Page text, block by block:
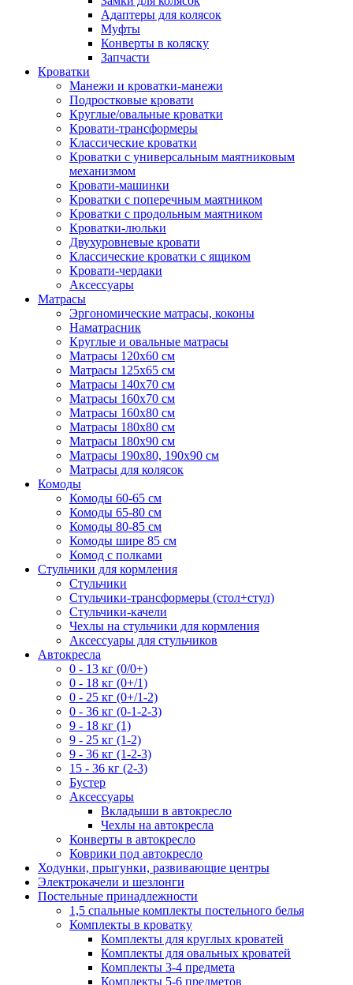
Адаптеры для колясок
Муфты
Конверты в коляску
Запчасти
Кроватки
Манежи и кроватки-манежи
Подростковые кровати
Круглые/овальные кроватки
Кровати-трансформеры
Классические кроватки
Кроватки с универсальным маятниковым
механизмом
Кровати-машинки
Кроватки с поперечным маятником
Кроватки с продольным маятником
Кроватки-люльки
Двухуровневые кровати
Классические кроватки с ящиком
Кровати-чердаки
Аксессуары
Матрасы
Эргономические матрасы, коконы
Наматрасник
Круглые и овальные матрасы
Матрасы 120х60 см
Матрасы 125х65 см
Матрасы 140х70 см
Матрасы 160х70 см
Матрасы 160х80 см
Матрасы 180х80 см
Матрасы 180х90 см
Матрасы 190х80, 190х90 см
Матрасы для колясок
Комоды
Комоды 60-65 см
Комоды 65-80 см
Комоды 80-85 см
Комоды шире 85 см
Комод с полками
Стульчики для кормления
Стульчики
Стульчики-трансформеры (стол+стул)
Стульчики-качели
Чехлы на стульчики для кормления
Аксессуары для стульчиков
Автокресла
0 - 13 кг (0/0+)
0 - 18 кг (0+/1)
0 - 25 кг (0+/1-2)
0 - 36 кг (0-1-2-3)
9 - 18 кг (1)
9 - 25 кг (1-2)
9 - 36 кг (1-2-3)
15 - 36 кг (2-3)
Бустер
Аксессуары
Вкладыши в автокресло
Чехлы на автокресла
Конверты в автокресло
Коврики под автокресло
Ходунки, прыгунки, развивающие центры
Электрокачели и шезлонги
Постельные принадлежности
1,5 спальные комплекты постельного белья
Комплекты в кроватку
Комплекты для круглых кроватей
Комплекты для овальных кроватей
Комплекты 3-4 предмета
Комплекты 5-6 предметов